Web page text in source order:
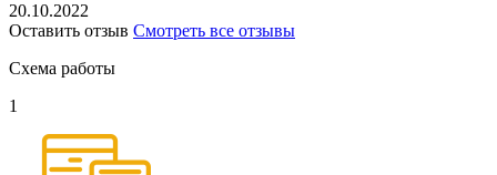
20.10.2022
Оставить отзыв Смотреть все отзывы
Схема работы
1